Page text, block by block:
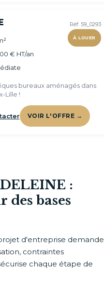
Réf. 59_0293
À LOUER
€ HT/an
bureaux aménagés dans
Lille !
VOIR L'OFFRE →
:
bases
d'entreprise demande
contraintes
chaque étape de